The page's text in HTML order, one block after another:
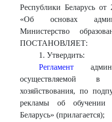
Республики Беларусь
«Об основах
Министерство
ПОСТАНОВЛЯЕТ:
1. Утвердить:
Регламент
осуществляемой в
хозяйствования, по
рекламы об обучении
Беларусь» (прилагается);